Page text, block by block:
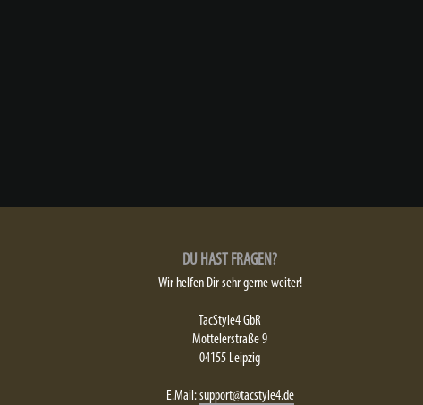
DU HAST FRAGEN?
Wir helfen Dir sehr gerne weiter!
TacStyle4 GbR
Mottelerstraße 9
04155 Leipzig
E.Mail:support@tacstyle4.de